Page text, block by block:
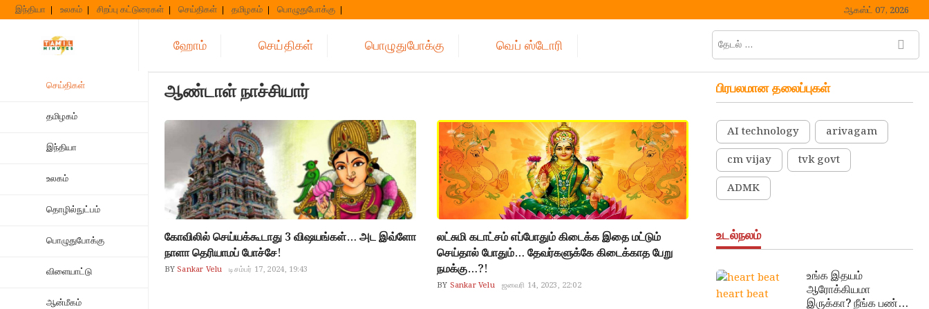
Skip
to
இந்தியா உலகம் சிறப்பு கட்டுரைகள் செய்திகள் தமிழகம் பொழுதுபோக்கு ஆகஸ்ட் 07, 2026
ஹோம் செய்திகள் பொழுதுபோக்கு வெப் ஸ்டோரி
தேடல்
… M
செய்திகள்
தமிழகம்
இந்தியா
உலகம்
தொழில்நுட்பம்
பொழுதுபோக்கு
விளையாட்டு
ஆன்மீகம்
ஆண்டாள் நாச்சியார்
கோவிலில் செய்யக்கூடாது 3 விஷயங்கள்… அட இவ்ளோ
நாளா தெரியாமப் போச்சே!
BYSankar Velu டிசம்பர் 17, 2024, 19:43
Mahalakshmi
லட்சுமி கடாட்சம் எப்போதும் கிடைக்க இதை மட்டும்
செய்தால் போதும்… தேவர்களுக்கே கிடைக்காத பேறு
நமக்கு…?!
BY Sankar Velu ஜனவரி 14, 2023, 22:02
பிரபலமான தலைப்புகள்
AI technology
arivagam
cm vijay
tvk govt
ADMK
உடல்நலம்
heart beat
உங்க இதயம்
ஆரோக்கியமா
இருக்கா? நீங்க பண்ண